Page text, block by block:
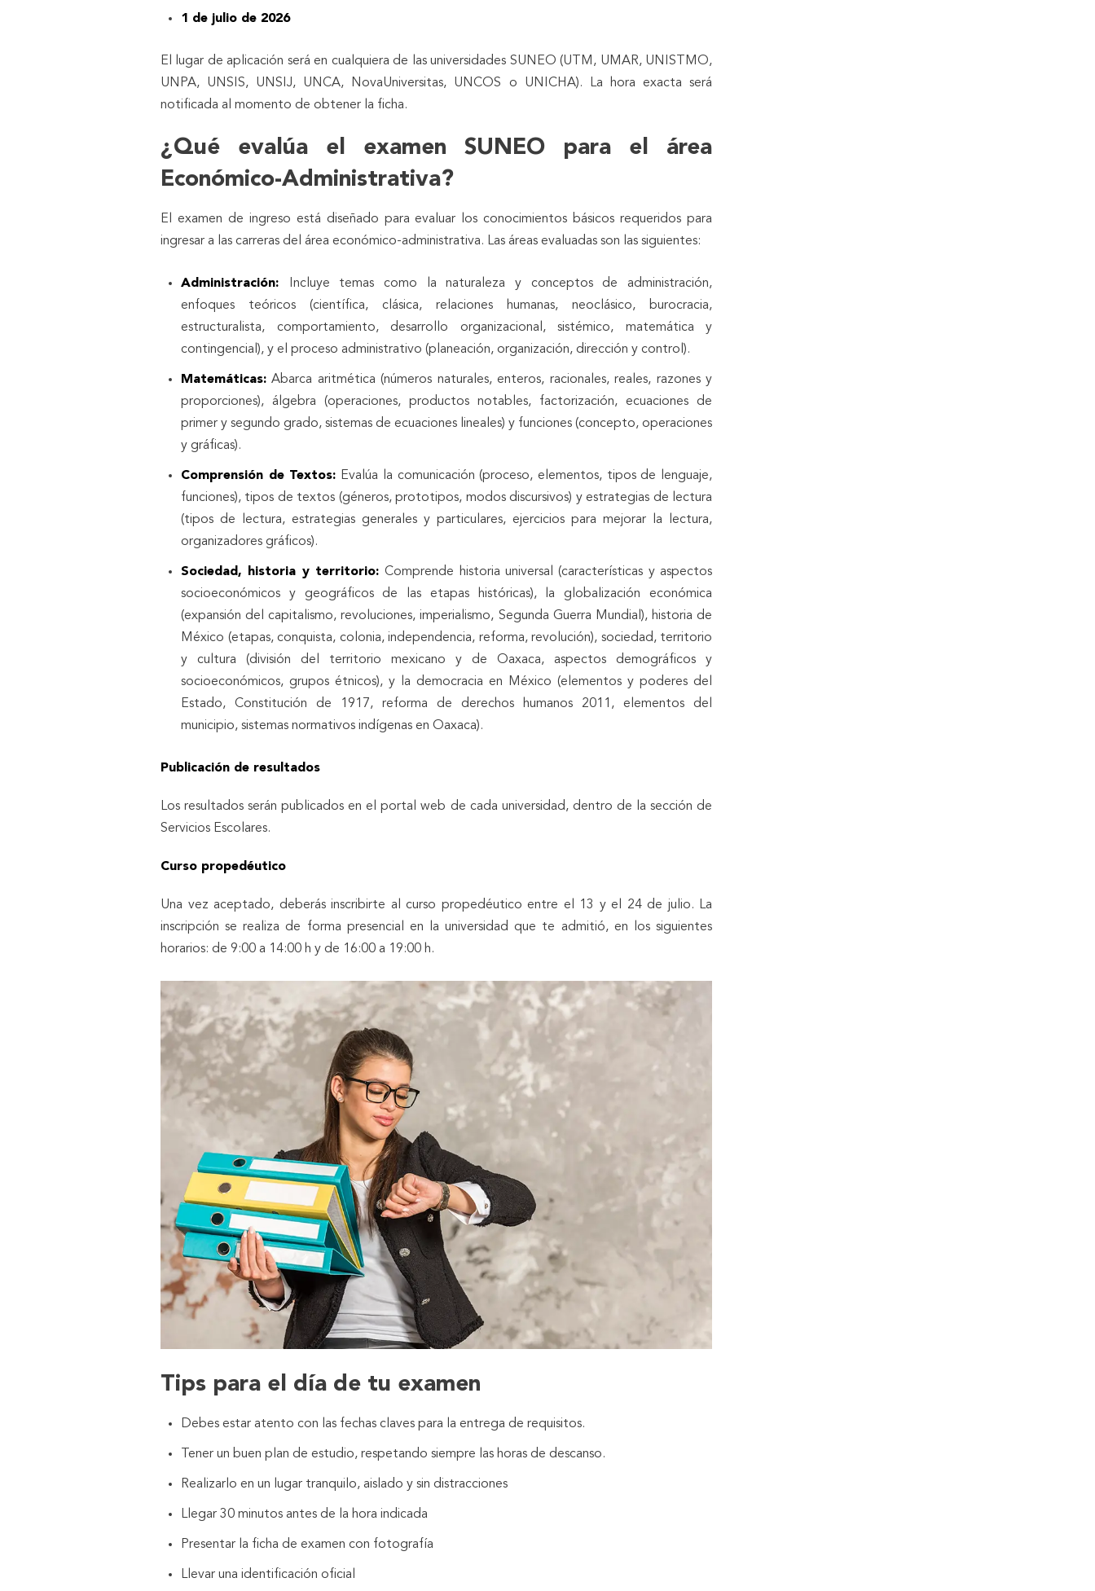
1 de julio de 2026
El lugar de aplicación será en cualquiera de las universidades SUNEO (UTM, UMAR, UNISTMO,
UNPA, UNSIS, UNSIJ, UNCA, NovaUniversitas, UNCOS o UNICHA). La hora exacta será
notificada al momento de obtener la ficha.
¿Qué evalúa el examen SUNEO para el área
Económico-Administrativa?
El examen de ingreso está diseñado para evaluar los conocimientos básicos requeridos para
ingresar a las carreras del área económico-administrativa. Las áreas evaluadas son las siguientes:
Administración:
Incluye temas como la naturaleza y conceptos de administración,
enfoques teóricos (científica, clásica, relaciones humanas, neoclásico, burocracia,
estructuralista, comportamiento, desarrollo organizacional, sistémico, matemática y
contingencial), y el proceso administrativo (planeación, organización, dirección y control).
Matemáticas: Abarca aritmética (números naturales, enteros, racionales, reales, razones y
proporciones), álgebra (operaciones, productos notables, factorización, ecuaciones de
primer y segundo grado, sistemas de ecuaciones lineales) y funciones (concepto, operaciones
y gráficas).
Comprensión de Textos: Evalúa la comunicación (proceso, elementos, tipos de lenguaje,
funciones), tipos de textos (géneros, prototipos, modos discursivos) y estrategias de lectura
(tipos de lectura, estrategias generales y particulares, ejercicios para mejorar la lectura,
organizadores gráficos).
Sociedad, historia y territorio:Comprende historia universal (características y aspectos
socioeconómicos y geográficos de las etapas históricas), la globalización económica
(expansión del capitalismo, revoluciones, imperialismo, Segunda Guerra Mundial), historia de
México (etapas, conquista, colonia, independencia, reforma, revolución), sociedad, territorio
y cultura (división del territorio mexicano y de Oaxaca, aspectos demográficos y
socioeconómicos, grupos étnicos), y la democracia en México (elementos y poderes del
Estado, Constitución de 1917, reforma de derechos humanos 2011, elementos del
municipio, sistemas normativos indígenas en Oaxaca).
Publicación de resultados
Los resultados serán publicados en el portal web de cada universidad, dentro de la sección de
Servicios Escolares.
Curso propedéutico
Una vez aceptado, deberás inscribirte al curso propedéutico entre el 13 y el 24 de julio. La
inscripción se realiza de forma presencial en la universidad que te admitió, en los siguientes
horarios: de 9:00 a 14:00 h y de 16:00 a 19:00 h.
Tips para el día de tu examen
Debes estar atento con las fechas claves para la entrega de requisitos.
Tener un buen plan de estudio, respetando siempre las horas de descanso.
Realizarlo en un lugar tranquilo, aislado y sin distracciones
Llegar 30 minutos antes de la hora indicada
Presentar la ficha de examen con fotografía
Llevar una identificación oficial